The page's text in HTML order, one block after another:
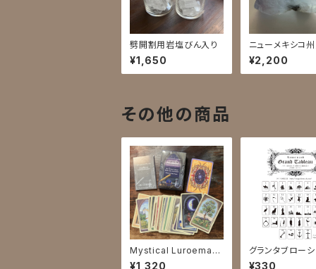
劈開割用岩塩びん入り
¥1,650
ニューメキシコ
石5B
¥2,200
その他の商品
Mystical Luroeman
Deck
¥1,320
グランタブロー
枚セット/送料無
¥330